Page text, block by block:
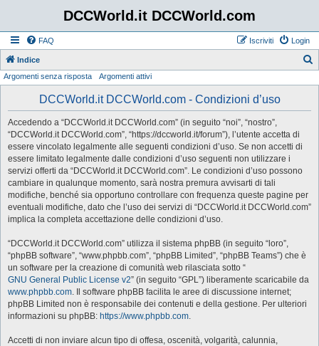
DCCWorld.it DCCWorld.com
FAQ Login
Iscriviti
Indice
Argomenti senza risposta Argomenti attivi
DCCWorld.it DCCWorld.com - Condizioni d’uso
Accedendo a “DCCWorld.it DCCWorld.com” (in seguito “noi”, “nostro”,
“DCCWorld.it DCCWorld.com”, “https://dccworld.it/forum”), l’utente accetta di
essere vincolato legalmente alle seguenti condizioni d’uso. Se non accetti di
essere limitato legalmente dalle condizioni d’uso seguenti non utilizzare i
servizi offerti da “DCCWorld.it DCCWorld.com”. Le condizioni d’uso possono
cambiare in qualunque momento, sarà nostra premura avvisarti di tali
modifiche, benché sia opportuno controllare con frequenza queste pagine per
eventuali modifiche, dato che l’uso dei servizi di “DCCWorld.it DCCWorld.com”
implica la completa accettazione delle condizioni d’uso.
“DCCWorld.it DCCWorld.com” utilizza il sistema phpBB (in seguito “loro”,
“phpBB software”, “www.phpbb.com”, “phpBB Limited”, “phpBB Teams”) che è
un software per la creazione di comunità web rilasciata sotto “
GNU General Public License v2” (in seguito “GPL”) liberamente scaricabile da
www.phpbb.com. Il software phpBB facilita le aree di discussione internet;
phpBB Limited non è responsabile dei contenuti e della gestione. Per ulteriori
informazioni su phpBB: https://www.phpbb.com.
Accetti di non inviare alcun tipo di offesa, oscenità, volgarità, calunnia,